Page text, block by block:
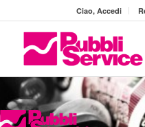
Ciao, Accedi